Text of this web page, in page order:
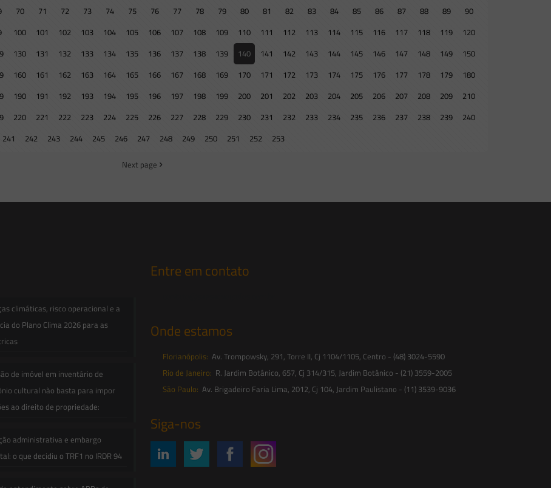
70 71 72 73 74 75 76 77 78 79 80 81 82 83 84 85 86 87 88 89
90
100 101 102 103 104 105 106 107 108 109 110 111 112 113 114 115 116 117 118 119
120
130 131 132 133 134 135 136 137 138 139 140 141 142 143 144 145 146 147 148 149
150
160 161 162 163 164 165 166 167 168 169 170 171 172 173 174 175 176 177 178 179
180
190 191 192 193 194 195 196 197 198 199 200 201 202 203 204 205 206 207 208 209
210
220 221 222 223 224 225 226 227 228 229 230 231 232 233 234 235 236 237 238 239
240
241
242 243 244 245 246 247 248 249 250 251 252 253
Next page
climáticas, risco operacional e a
do Plano Clima 2026 para as
de imóvel em inventário de
cultural não basta para impor
ao direito de propriedade:
administrativa e embargo
o que decidiu o TRF1 no IRDR 94
Entre em contato
Onde estamos
Florianópolis: Av. Trompowsky, 291, Torre II, Cj 1104/1105, Centro - (48) 3024-5590
Rio de Janeiro: R. Jardim Botânico, 657, Cj 314/315, Jardim Botânico - (21) 3559-2005
São Paulo: Av. Brigadeiro Faria Lima, 2012, Cj 104, Jardim Paulistano - (11) 3539-9036
Siga-nos